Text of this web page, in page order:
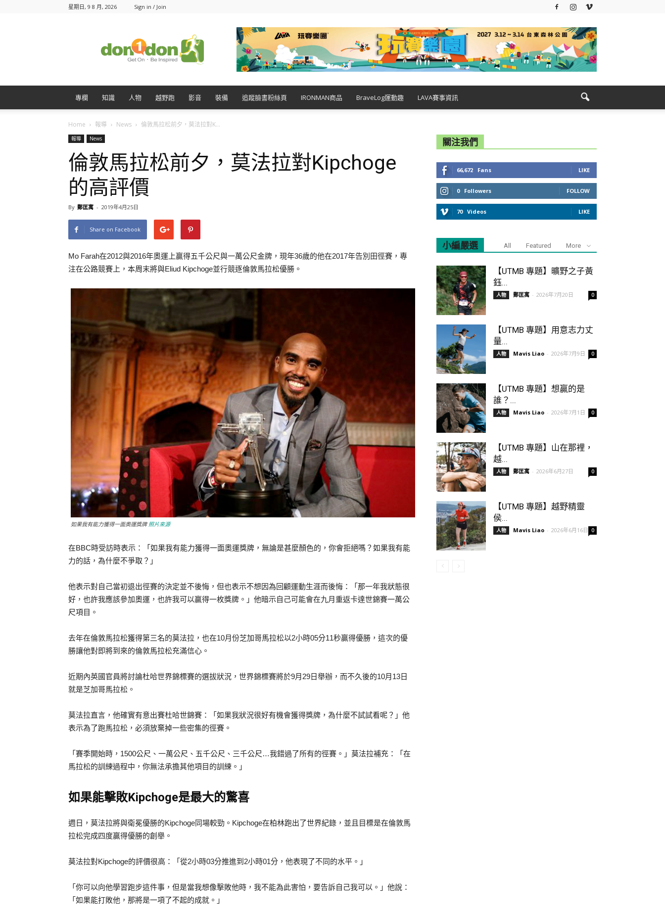
星期日, 9 8 月, 2026 Sign in / Join
專欄 知識 人物 越野跑 影音 裝備 追蹤臉書粉絲頁 IRONMAN商品 BraveLog運動趣 LAVA賽事資訊
Home 報導 News 倫敦馬拉松前夕，莫法拉對K...
報導 News
倫敦馬拉松前夕，莫法拉對Kipchoge
的高評價
By 鄭匡寓 - 2019年4月25日
Share on Facebook
Mo Farah在2012與2016年奧運上贏得五千公尺與一萬公尺金牌，現年36歲的他在2017年告別田徑賽，專
注在公路競賽上，本周末將與Eliud Kipchoge並行競逐倫敦馬拉松優勝。
如果我有能力獲得一面奧運獎牌 照片來源
在BBC時受訪時表示：「如果我有能力獲得一面奧運獎牌，無論是甚麼顏色的，你會拒絕嗎？如果我有能
力的話，為什麼不爭取？」
他表示對自己當初退出徑賽的決定並不後悔，但也表示不想因為回顧運動生涯而後悔：「那一年我狀態很
好，也許我應該參加奧運，也許我可以贏得一枚獎牌。」他暗示自己可能會在九月重返卡達世錦賽一萬公
尺項目。
去年在倫敦馬拉松獲得第三名的莫法拉，也在10月份芝加哥馬拉松以2小時05分11秒贏得優勝，這次的優
勝讓他對即將到來的倫敦馬拉松充滿信心。
近期內英國官員將討論杜哈世界錦標賽的選拔狀況，世界錦標賽將於9月29日舉辦，而不久後的10月13日
就是芝加哥馬拉松。
莫法拉直言，他確實有意出賽杜哈世錦賽：「如果我狀況很好有機會獲得獎牌，為什麼不試試看呢？」他
表示為了跑馬拉松，必須放棄掉一些密集的徑賽。
「賽季開始時，1500公尺、一萬公尺、五千公尺、三千公尺…我錯過了所有的徑賽。」莫法拉補充：「在
馬拉松的訓練過程中，你無法承擔其他項目的訓練。」
如果能擊敗Kipchoge是最大的驚喜
週日，莫法拉將與衛冕優勝的Kipchoge同場較勁。Kipchoge在柏林跑出了世界紀錄，並且目標是在倫敦馬
拉松完成四度贏得優勝的創舉。
莫法拉對Kipchoge的評價很高：「從2小時03分推進到2小時01分，他表現了不同的水平。」
「你可以向他學習跑步這件事，但是當我想像擊敗他時，我不能為此害怕，要告訴自己我可以。」他說：
「如果能打敗他，那將是一項了不起的成就。」
關注我們
66,672 Fans LIKE
0 Followers FOLLOW
70 Videos LIKE
小編嚴選 All Featured More
【UTMB 專題】曠野之子黃
鈺...
人物 鄭匡寓 - 2026年7月20日 0
【UTMB 專題】用意志力丈
量...
人物 Mavis Liao - 2026年7月9日 0
【UTMB 專題】想贏的是
誰？...
人物 Mavis Liao - 2026年7月1日 0
【UTMB 專題】山在那裡，
越...
人物 鄭匡寓 - 2026年6月27日 0
【UTMB 專題】越野精靈
侯...
人物 Mavis Liao - 2026年6月16日 0